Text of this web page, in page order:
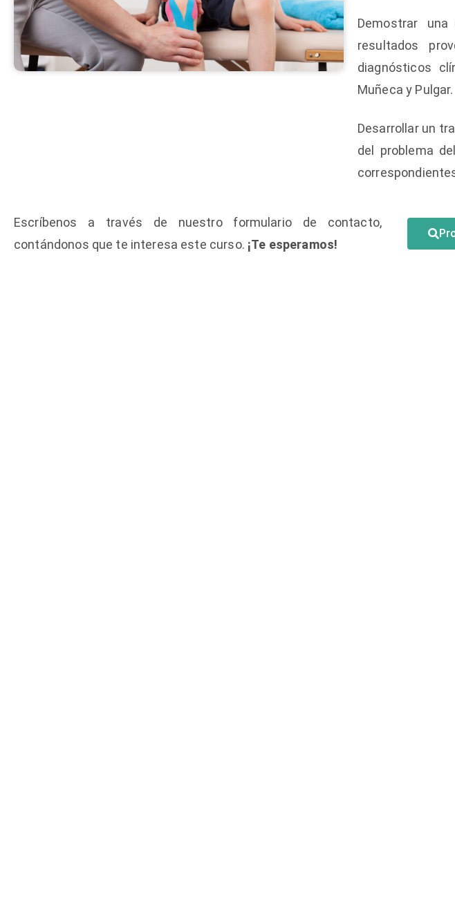
Demostrar
resultados
diagnósticos
Muñeca y Pulgar.
Desarrollar un
del problema
Escríbenos a través de nuestro formulario de contacto,
contándonos que te interesa este curso. ¡Te esperamos!